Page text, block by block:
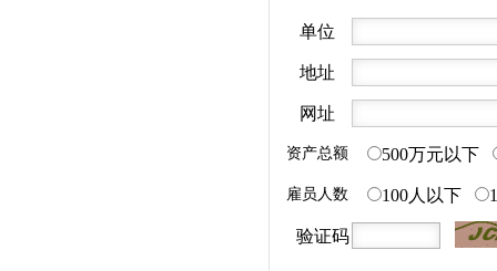
单位
地址
网址
资产总额 500万元以下
雇员人数 100人以下
验证码